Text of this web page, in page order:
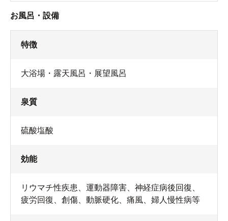
お風呂・設備
特徴
大浴場・露天風呂・展望風呂
泉質
硫酸塩酸
効能
リウマチ性疾患、運動器障害、神経症病後回復、
疲労回復、創傷、動脈硬化、痛風、婦人慢性病等